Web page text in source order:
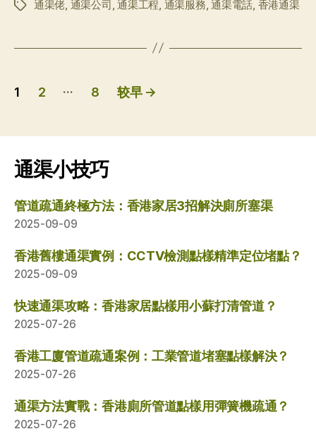
标
通渠佬 通渠公司 ,通渠工程 通渠服務 ,通渠電話 香港通渠
文
分
页
1 2 … 8 较早 →
通渠小技巧
管道疏通終極方法：香港家居3招解決廁所塞渠
2025-09-09
香港舊樓通渠實例：CCTV檢測點樣精準定位堵點？
2025-09-09
快速通渠攻略：香港家居點樣用小蘇打清管道？
2025-07-26
香港工廈管道疏通案例：工業管道堵塞點樣解決？
2025-07-26
通渠方法實戰：香港廁所管道點樣用彈簧機疏通？
2025-07-26